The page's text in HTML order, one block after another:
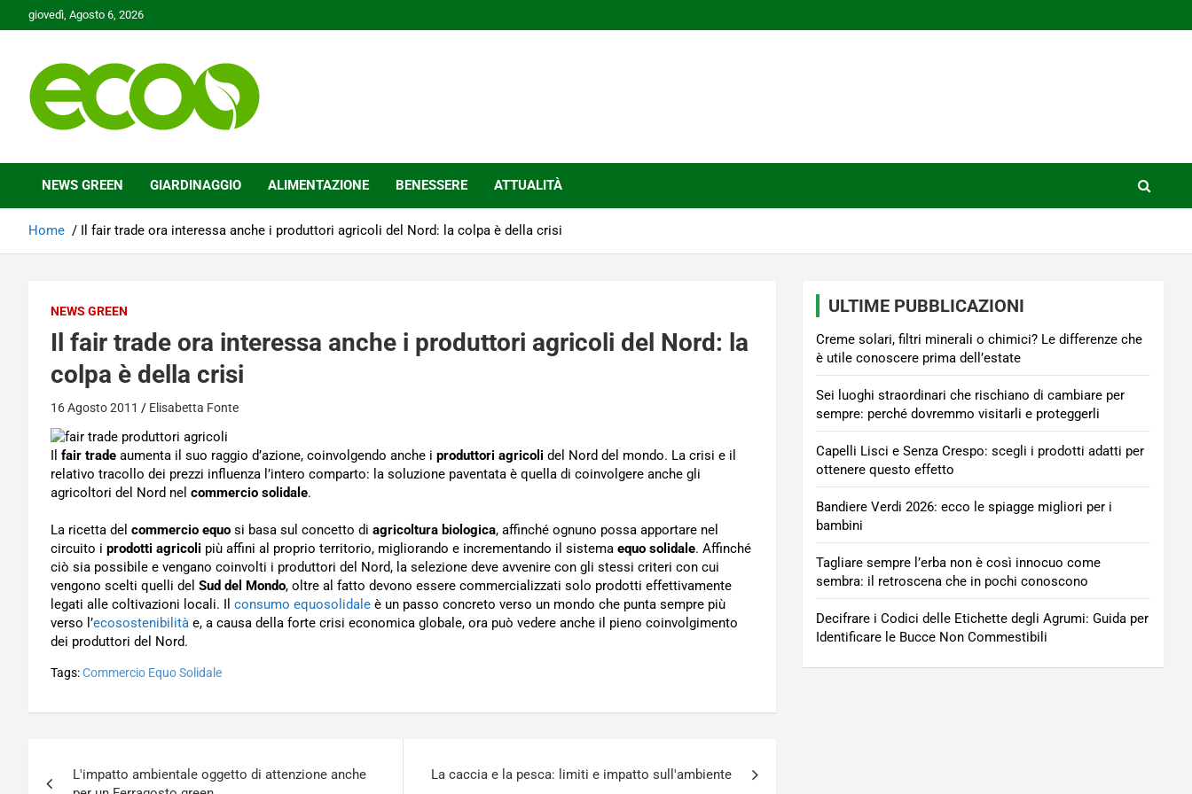
to
giovedì, Agosto 6, 2026
Ecoo.it
NEWS GREEN GIARDINAGGIO ALIMENTAZIONE BENESSERE ATTUALITÀ
Home Il fair trade ora interessa anche i produttori agricoli del Nord: la colpa è della crisi
NEWS GREEN
Il fair trade ora interessa anche i produttori agricoli del Nord: la
colpa è della crisi
16 Agosto 2011 Elisabetta Fonte
Il fair trade aumenta il suo raggio d’azione, coinvolgendo anche i produttori agricoli del Nord del mondo. La crisi e il
relativo tracollo dei prezzi influenza l’intero comparto: la soluzione paventata è quella di coinvolgere anche gli
agricoltori del Nord nel commercio solidale.
La ricetta del commercio equo si basa sul concetto di agricoltura biologica, affinché ognuno possa apportare nel
circuito i prodotti agricoli più affini al proprio territorio, migliorando e incrementando il sistema equo solidale. Affinché
ciò sia possibile e vengano coinvolti i produttori del Nord, la selezione deve avvenire con gli stessi criteri con cui
vengono scelti quelli del Sud del Mondo, oltre al fatto devono essere commercializzati solo prodotti effettivamente
legati alle coltivazioni locali. Il consumo equosolidale è un passo concreto verso un mondo che punta sempre più
verso l’ecosostenibilità e, a causa della forte crisi economica globale, ora può vedere anche il pieno coinvolgimento
dei produttori del Nord.
Tags:Commercio Equo Solidale
L'impatto ambientale oggetto di attenzione anche
La caccia e la pesca: limiti e impatto sull'ambiente
ULTIME PUBBLICAZIONI
Creme solari, filtri minerali o chimici? Le differenze che
è utile conoscere prima dell’estate
Sei luoghi straordinari che rischiano di cambiare per
sempre: perché dovremmo visitarli e proteggerli
Capelli Lisci e Senza Crespo: scegli i prodotti adatti per
ottenere questo effetto
Bandiere Verdi 2026: ecco le spiagge migliori per i
bambini
Tagliare sempre l’erba non è così innocuo come
sembra: il retroscena che in pochi conoscono
Decifrare i Codici delle Etichette degli Agrumi: Guida per
Identificare le Bucce Non Commestibili